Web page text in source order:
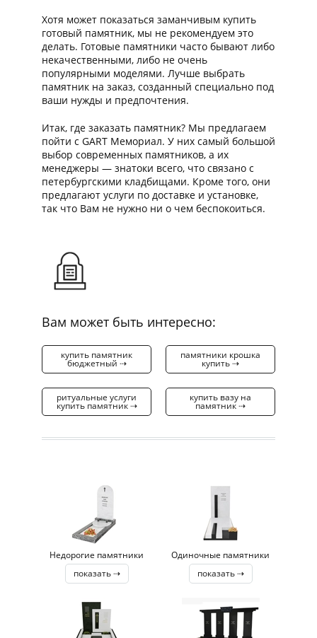
Хотя может показаться заманчивым купить
готовый памятник, мы не рекомендуем это
делать. Готовые памятники часто бывают либо
некачественными, либо не очень
популярными моделями. Лучше выбрать
памятник на заказ, созданный специально под
ваши нужды и предпочтения.
Итак, где заказать памятник? Мы предлагаем
пойти с GART Мемориал. У них самый большой
выбор современных памятников, а их
менеджеры — знатоки всего, что связано с
петербургскими кладбищами. Кроме того, они
предлагают услуги по доставке и установке,
так что Вам не нужно ни о чем беспокоиться.
Вам может быть интересно:
купить памятник
бюджетный ⇢
памятники крошка
купить ⇢
ритуальные услуги
купить памятник ⇢
купить вазу на
памятник ⇢
Недорогие памятники
показать ⇢
Одиночные памятники
показать ⇢